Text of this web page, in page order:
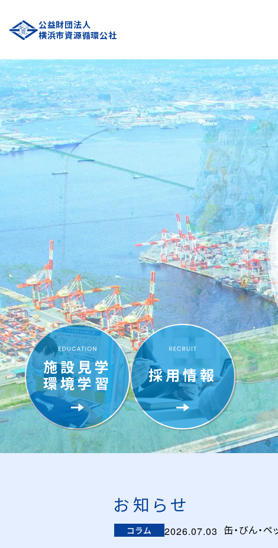
公益財団法人
横浜市資源循環公社
施設見学
環境学習
採用情報
お知らせ
コラム 2026.07.03 缶・びん・